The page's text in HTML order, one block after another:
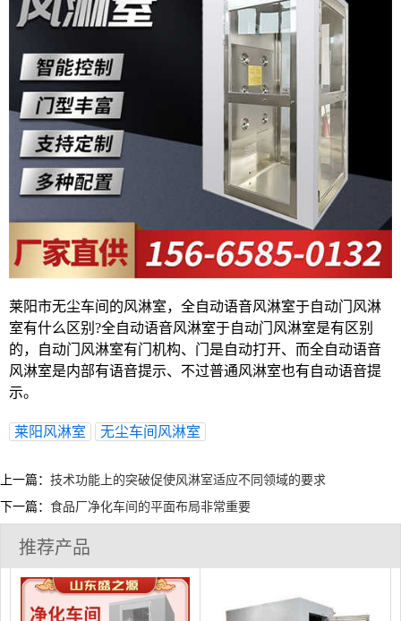
莱阳市无尘车间的风淋室，全自动语音风淋室于自动门风淋
室有什么区别?全自动语音风淋室于自动门风淋室是有区别
的，自动门风淋室有门机构、门是自动打开、而全自动语音
风淋室是内部有语音提示、不过普通风淋室也有自动语音提
示。
莱阳风淋室 无尘车间风淋室
上一篇： 技术功能上的突破促使风淋室适应不同领域的要求
下一篇： 食品厂净化车间的平面布局非常重要
推荐产品